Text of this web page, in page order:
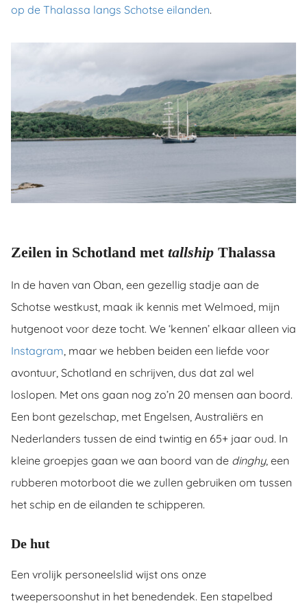
op de Thalassa langs Schotse eilanden.
Zeilen in Schotland met tallship Thalassa
In de haven van Oban, een gezellig stadje aan de
Schotse westkust, maak ik kennis met Welmoed, mijn
hutgenoot voor deze tocht. We ‘kennen’ elkaar alleen via
Instagram, maar we hebben beiden een liefde voor
avontuur, Schotland en schrijven, dus dat zal wel
loslopen. Met ons gaan nog zo’n 20 mensen aan boord.
Een bont gezelschap, met Engelsen, Australiërs en
Nederlanders tussen de eind twintig en 65+ jaar oud. In
kleine groepjes gaan we aan boord van de dinghy, een
rubberen motorboot die we zullen gebruiken om tussen
het schip en de eilanden te schipperen.
De hut
Een vrolijk personeelslid wijst ons onze
tweepersoonshut in het benedendek. Een stapelbed